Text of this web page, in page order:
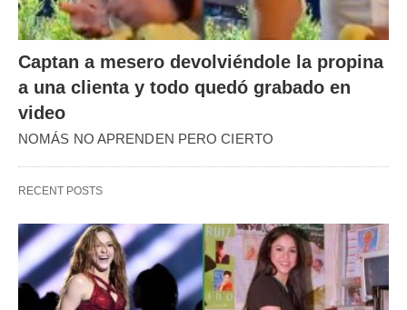
Captan a mesero devolviéndole la propina
a una clienta y todo quedó grabado en
video
NOMÁS NO APRENDEN PERO CIERTO
RECENT POSTS